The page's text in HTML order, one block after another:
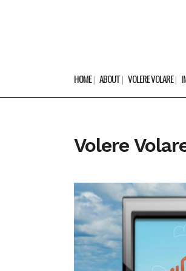
HOME ABOUT VOLERE VOLARE
Volere